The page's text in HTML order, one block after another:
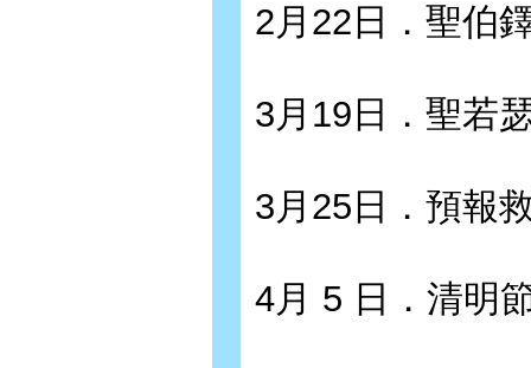
2月22日．聖伯
3月19日．聖若
3月25日．預報
4月 5 日．清明